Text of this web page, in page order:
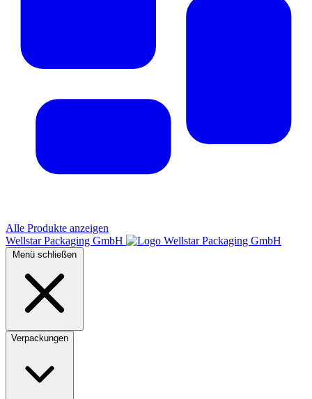
Alle Produkte anzeigen
Wellstar Packaging GmbH
Menü schließen
Verpackungen